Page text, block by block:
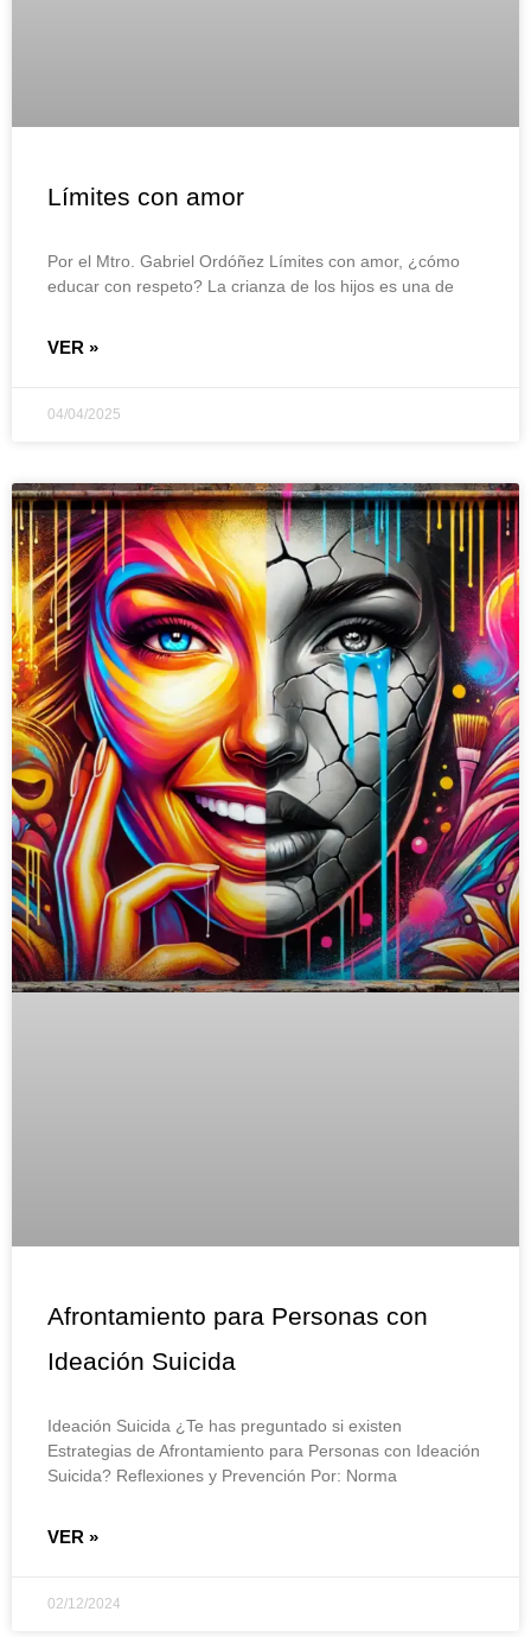
Límites con amor
Por el Mtro. Gabriel Ordóñez Límites con amor, ¿cómo
educar con respeto? La crianza de los hijos es una de
VER »
04/04/2025
Afrontamiento para Personas con
Ideación Suicida
Ideación Suicida ¿Te has preguntado si existen
Estrategias de Afrontamiento para Personas con Ideación
Suicida? Reflexiones y Prevención Por: Norma
VER »
02/12/2024